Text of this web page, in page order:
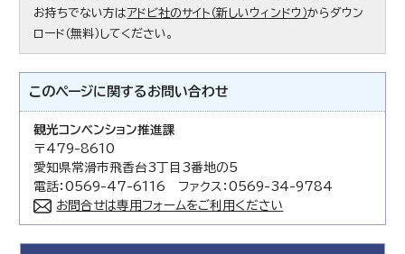
お持ちでない方はアドビ社のサイト（新しいウィンドウ）からダウン
ロード（無料）してください。
このページに関する お問い合わせ
観光コンベンション推進課
〒479-8610
愛知県常滑市飛香台3丁目3番地の5
電話：0569-47-6116 ファクス：0569-34-9784
お問合せは専用フォームをご利用ください